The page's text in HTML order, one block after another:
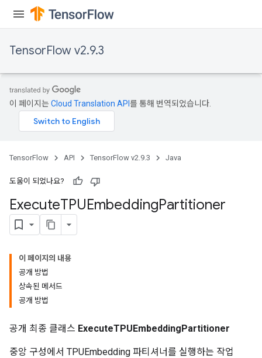
TensorFlow v2.9.3
이 페이지는Cloud Translation API 를 통해 번역되었습니다.
TensorFlow API TensorFlow v2.9.3 Java
도움이 되었나요?
ExecuteTPUEmbeddingPartitioner
이 페이지의 내용
공개 방법
상속된 메서드
공개 방법
공개 최종 클래스 ExecuteTPUEmbeddingPartitioner
중앙 구성에서 TPUEmbedding 파티셔너를 실행하는 작업